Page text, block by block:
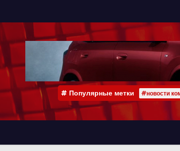
Популярные метки #новости